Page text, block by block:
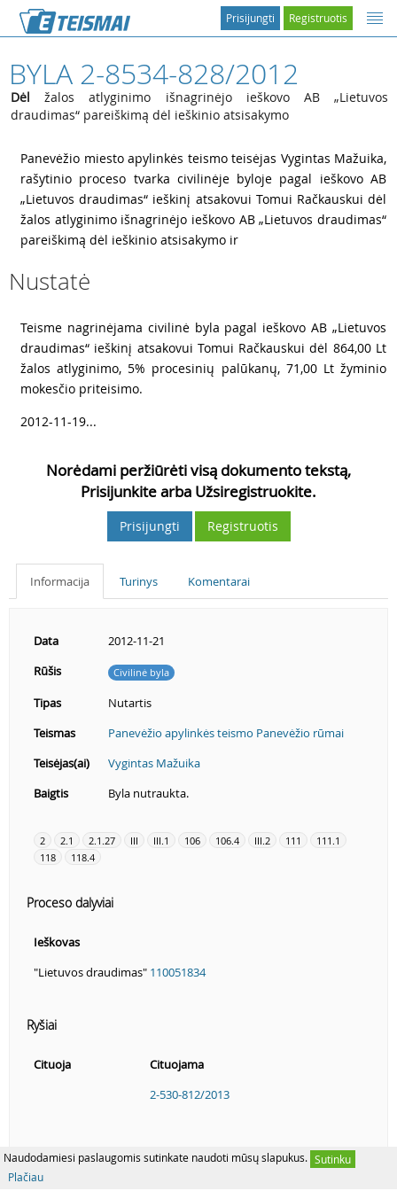
Naudodamiesi paslaugomis sutinkate naudoti mūsų slapukus. Sutinku
Plačiau
Registruotis
Prisijungti
BYLA 2-8534-828/2012
Dėl žalos atlyginimo išnagrinėjo ieškovo AB „Lietuvos
draudimas“ pareiškimą dėl ieškinio atsisakymo
Panevėžio miesto apylinkės teismo teisėjas Vygintas Mažuika,
rašytinio proceso tvarka civilinėje byloje pagal ieškovo AB
„Lietuvos draudimas“ ieškinį atsakovui Tomui Račkauskui dėl
žalos atlyginimo išnagrinėjo ieškovo AB „Lietuvos draudimas“
pareiškimą dėl ieškinio atsisakymo ir
Nustatė
Teisme nagrinėjama civilinė byla pagal ieškovo AB „Lietuvos
draudimas“ ieškinį atsakovui Tomui Račkauskui dėl 864,00 Lt
žalos atlyginimo, 5% procesinių palūkanų, 71,00 Lt žyminio
mokesčio priteisimo.
2012-11-19...
Norėdami peržiūrėti visą dokumento tekstą,
Prisijunkite arba Užsiregistruokite.
Prisijungti Registruotis
Informacija Turinys Komentarai
Data
2012-11-21
Rūšis
Civilinė byla
Tipas
Nutartis
Teismas
Panevėžio apylinkės teismo Panevėžio rūmai
Teisėjas(ai)
Vygintas Mažuika
Baigtis
Byla nutraukta.
2 2.1 2.1.27 III III.1 106 106.4 III.2 111
111.1
118
118.4
Proceso dalyviai
Ieškovas
"Lietuvos draudimas" 110051834
Ryšiai
Cituoja
Cituojama
2-530-812/2013